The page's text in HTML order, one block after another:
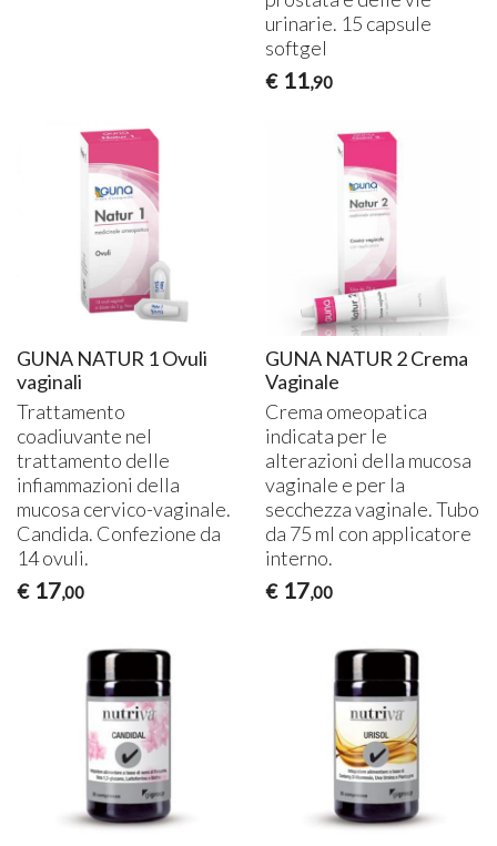
urinarie. 15 capsule
softgel
€ 11,90
GUNA NATUR 1 Ovuli
vaginali
Trattamento
coadiuvante nel
trattamento delle
infiammazioni della
mucosa cervico-vaginale.
Candida. Confezione da
14 ovuli.
€ 17,00
GUNA NATUR 2 Crema
Vaginale
Crema omeopatica
indicata per le
alterazioni della mucosa
vaginale e per la
secchezza vaginale. Tubo
da 75 ml con applicatore
interno.
€ 17,00